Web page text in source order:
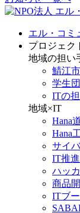
エル・コミ
プロジェク
地域の担い
鯖江
学生
ITの
地域×IT
Hana
Hana
サイ
IT推
ハッ
商品
ITブ